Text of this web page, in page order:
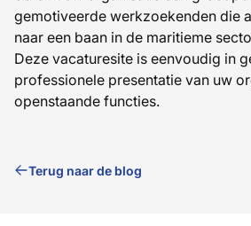
gemotiveerde werkzoekenden die
naar een baan in de maritieme
Deze vacaturesite is eenvoudig in
professionele presentatie van uw
openstaande functies.
Terug naar de blog